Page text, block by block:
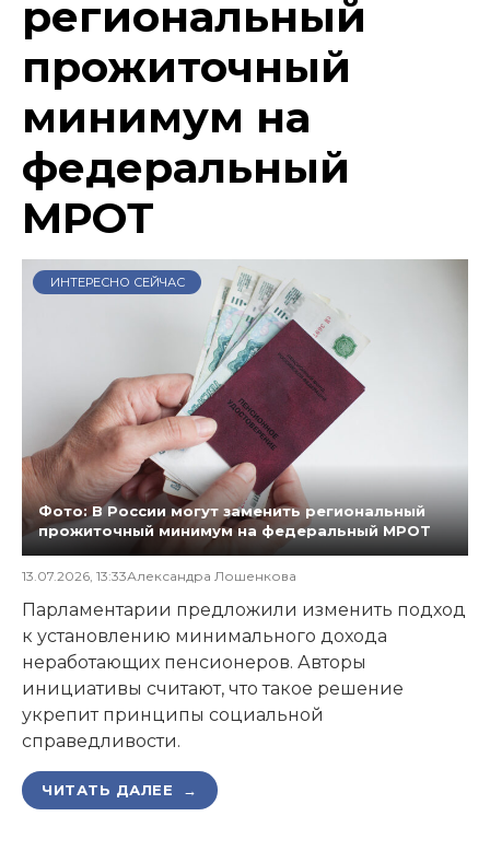
региональный
прожиточный
минимум на
федеральный
МРОТ
ИНТЕРЕСНО СЕЙЧАС
Фото: В России могут заменить региональный
прожиточный минимум на федеральный МРОТ
13.07.2026, 13:33Александра Лошенкова
Парламентарии предложили изменить подход
к установлению минимального дохода
неработающих пенсионеров. Авторы
инициативы считают, что такое решение
укрепит принципы социальной
справедливости.
ЧИТАТЬ ДАЛЕЕ →